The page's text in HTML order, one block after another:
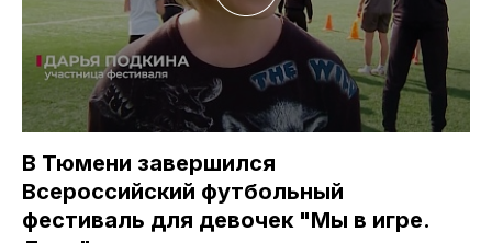
В Тюмени завершился
Всероссийский футбольный
фестиваль для девочек "Мы в игре.